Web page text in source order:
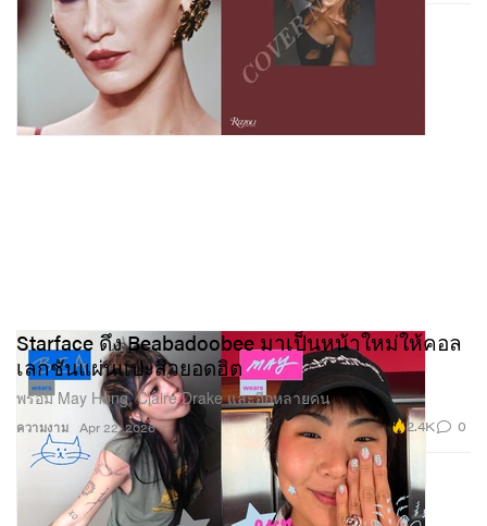
ความงาม
Starface ดึง Beabadoobee มาเป็นหน้าใหม่ให้คอล
เลกชันแผ่นแปะสิวยอดฮิต
พร้อม May Hong, Claire Drake และอีกหลายคน
Apr 22, 2026 2.4K 0